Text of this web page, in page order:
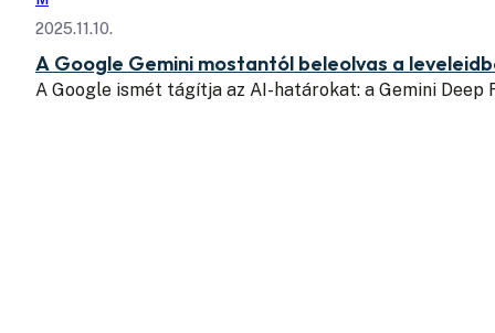
2025.11.10.
A Google Gemini mostantól beleolvas a
A Google ismét tágítja az AI-határokat: a Gemini Deep